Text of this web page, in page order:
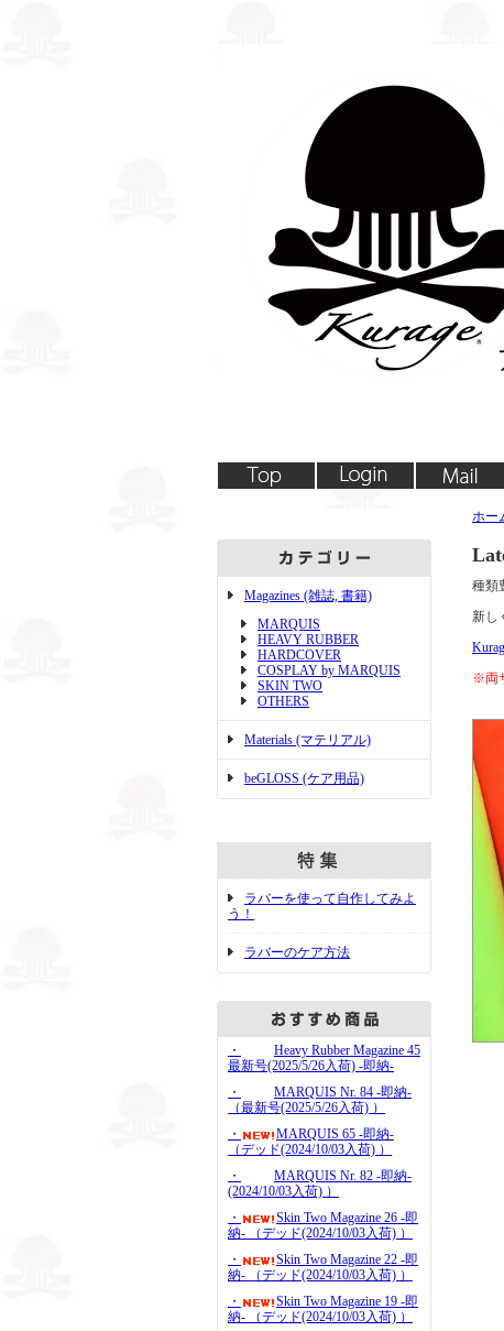
Magazines (雑誌, 書籍)
MARQUIS
HEAVY RUBBER
HARDCOVER
COSPLAY by MARQUIS
SKIN TWO
OTHERS
Materials (マテリアル)
beGLOSS (ケア用品)
ラバーを使って自作してみよ
う！
ラバーのケア方法
・
Heavy Rubber Magazine 45
最新号(2025/5/26入荷) -即納-
・
MARQUIS Nr. 84 -即納-
（最新号(2025/5/26入荷) ）
・
MARQUIS 65 -即納-
（デッド(2024/10/03入荷) ）
・
MARQUIS Nr. 82 -即納-
(2024/10/03入荷) ）
・
Skin Two Magazine 26 -即
納- （デッド(2024/10/03入荷) ）
・
Skin Two Magazine 22 -即
納- （デッド(2024/10/03入荷) ）
・
Skin Two Magazine 19 -即
納- （デッド(2024/10/03入荷) ）
ホー
種類
新し
※両